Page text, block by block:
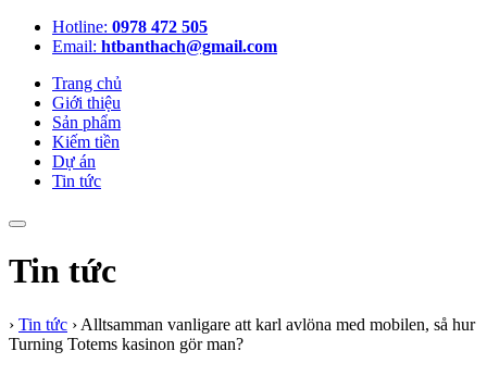
Hotline: 0978 472 505
Email: htbanthach@gmail.com
Trang chủ
Giới thiệu
Sản phẩm
Kiếm tiền
Dự án
Tin tức
Tin tức
› Tin tức › Alltsamman vanligare att karl avlöna med mobilen, så hur
Turning Totems kasinon gör man?